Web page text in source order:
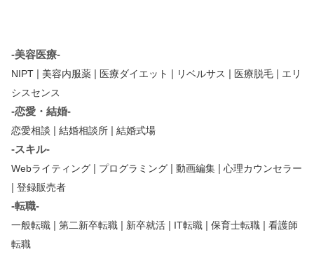
-美容医療-
NIPT | 美容内服薬 | 医療ダイエット | リベルサス | 医療脱毛 | エリ
シスセンス
-恋愛・結婚-
恋愛相談 | 結婚相談所 | 結婚式場
-スキル-
Webライティング | プログラミング | 動画編集 | 心理カウンセラー
| 登録販売者
-転職-
一般転職 | 第二新卒転職 | 新卒就活 | IT転職 | 保育士転職 | 看護師
転職